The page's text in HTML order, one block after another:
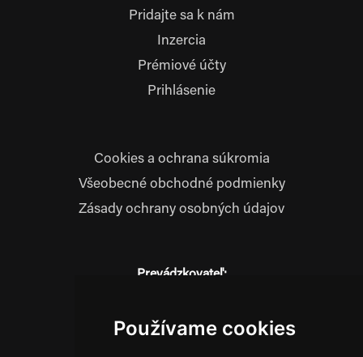
Používame cookies
Pridajte sa k nám
Inzercia
Prémiové účty
Prihlásenie
Cookies a ochrana súkromia
Všeobecné obchodné podmienky
Zásady ochrany osobných údajov
Prevádzkovateľ:
014 01 Bytča